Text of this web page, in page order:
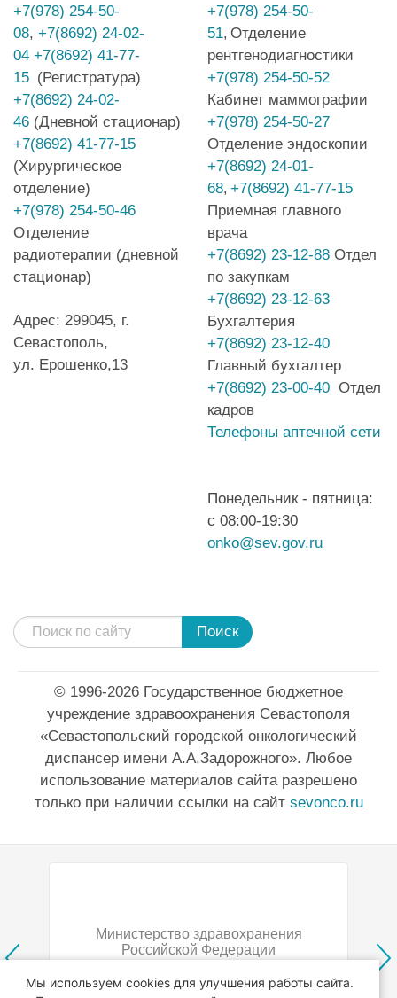
+7(978) 254-50-
08, +7(8692) 24-02-
04 +7(8692) 41-77-
15 (Регистратура)
+7(8692) 24-02-
46 (Дневной стационар)
+7(8692) 41-77-15
(Хирургическое
отделение)
+7(978) 254-50-46
Отделение
радиотерапии (дневной
стационар)
Адрес: 299045, г.
Севастополь,
ул. Ерошенко,13
+7(978) 254-50-
51, Отделение
рентгенодиагностики
+7(978) 254-50-52
Кабинет маммографии
+7(978) 254-50-27
Отделение эндоскопии
+7(8692) 24-01-
68, +7(8692) 41-77-15
Приемная главного
врача
+7(8692) 23-12-88 Отдел
по закупкам
+7(8692) 23-12-63
Бухгалтерия
+7(8692) 23-12-40
Главный бухгалтер
+7(8692) 23-00-40 Отдел
кадров
Телефоны аптечной сети
Понедельник - пятница:
с 08:00-19:30
onko@sev.gov.ru
Поиск
© 1996-2026 Государственное бюджетное
учреждение здравоохранения Севастополя
«Севастопольский городской онкологический
диспансер имени А.А.Задорожного». Любое
использование материалов сайта разрешено
только при наличии ссылки на сайт sevonco.ru
Министерство здравохранения
Российской Федерации
Мы используем cookies для улучшения работы сайта.